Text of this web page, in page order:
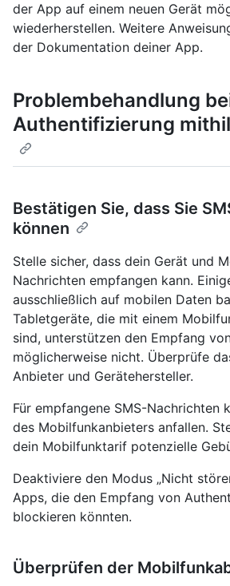
der App auf einem neuen Gerät
wiederherstellen. Weitere
der Dokumentation deiner App.
Problembehandlung
Authentifizierung
Bestätigen Sie, dass Sie
können
Stelle sicher, dass dein Gerät und
Nachrichten empfangen kann.
ausschließlich auf mobilen Daten
Tabletgeräte, die mit einem
sind, unterstützen den Empfang
möglicherweise nicht. Überprüfe
Anbieter und Gerätehersteller.
Für empfangene SMS-Nachrichten
des Mobilfunkanbieters anfallen.
dein Mobilfunktarif potenzielle
Deaktiviere den Modus „Nicht
Apps, die den Empfang von
blockieren könnten.
Überprüfen der